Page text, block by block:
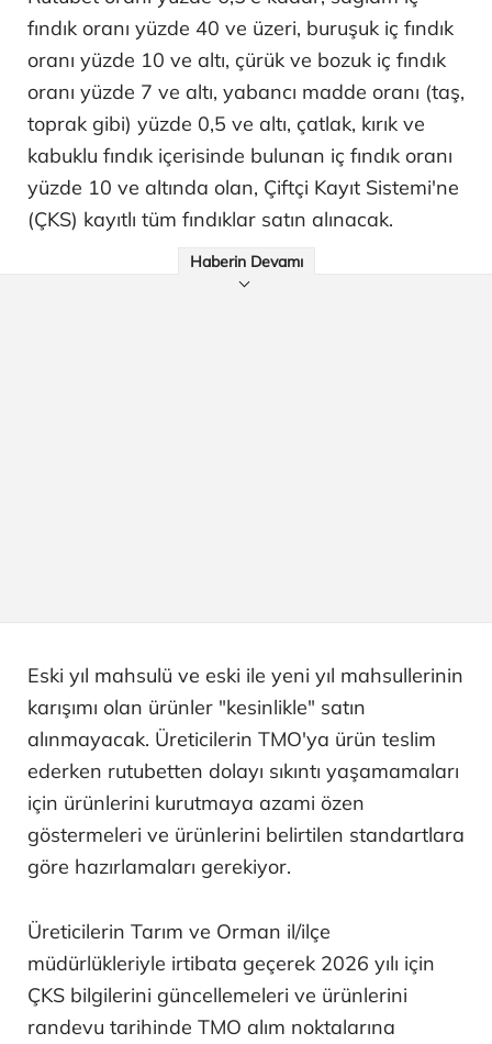
fındık oranı yüzde 40 ve üzeri, buruşuk iç fındık
oranı yüzde 10 ve altı, çürük ve bozuk iç fındık
oranı yüzde 7 ve altı, yabancı madde oranı (taş,
toprak gibi) yüzde 0,5 ve altı, çatlak, kırık ve
kabuklu fındık içerisinde bulunan iç fındık oranı
yüzde 10 ve altında olan, Çiftçi Kayıt Sistemi'ne
(ÇKS) kayıtlı tüm fındıklar satın alınacak.
Haberin Devamı
Eski yıl mahsulü ve eski ile yeni yıl mahsullerinin
karışımı olan ürünler "kesinlikle" satın
alınmayacak. Üreticilerin TMO'ya ürün teslim
ederken rutubetten dolayı sıkıntı yaşamamaları
için ürünlerini kurutmaya azami özen
göstermeleri ve ürünlerini belirtilen standartlara
göre hazırlamaları gerekiyor.
Üreticilerin Tarım ve Orman il/ilçe
müdürlükleriyle irtibata geçerek 2026 yılı için
ÇKS bilgilerini güncellemeleri ve ürünlerini
randevu tarihinde TMO alım noktalarına